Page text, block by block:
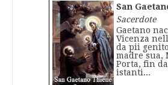
San
Sacerdote
Gaetano
Vicenza
da pii
madre sua,
Porta, fin
istanti...